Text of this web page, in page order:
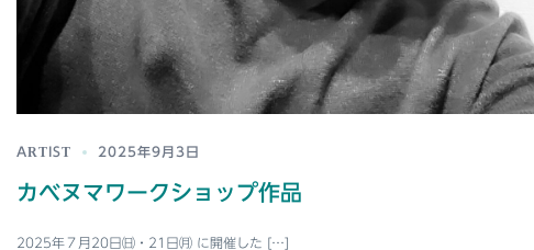
ARTIST 2025年9月3日
カベヌマワークショップ作品
2025年７月20日㈰・21日㈪ に開催した […]